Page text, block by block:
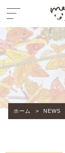
ホーム > NEWS